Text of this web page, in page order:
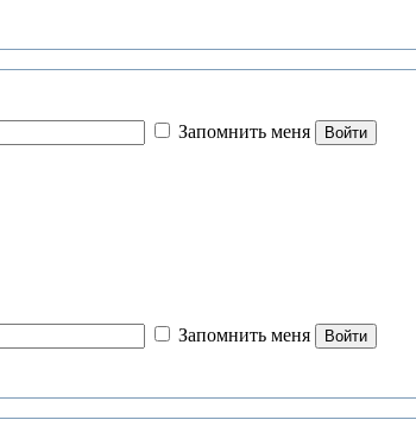
Запомнить меня
Войти
Запомнить меня
Войти